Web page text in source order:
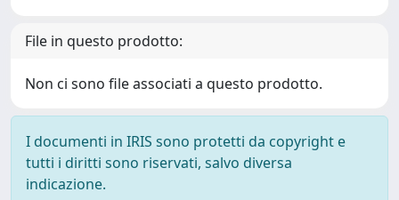
File in questo prodotto:
Non ci sono file associati a questo prodotto.
I documenti in IRIS sono protetti da copyright e
tutti i diritti sono riservati, salvo diversa
indicazione.